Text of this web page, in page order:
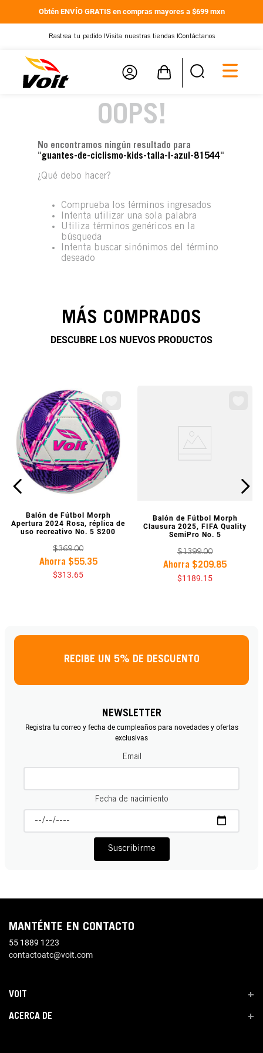
Obtén ENVÍO GRATIS en compras mayores a $699 mxn
Rastrea tu pedido | Visita nuestras tiendas | Contáctanos
OOPS!
No encontramos ningún resultado para
"guantes-de-ciclismo-kids-talla-l-azul-81544"
¿Qué debo hacer?
Comprueba los términos ingresados
Intenta utilizar una sola palabra
Utiliza términos genéricos en la
búsqueda
Intenta buscar sinónimos del término
deseado
MÁS COMPRADOS
DESCUBRE LOS NUEVOS PRODUCTOS
VISTA PREVIA
Balón de Fútbol Morph
Apertura 2024 Rosa, réplica de
uso recreativo No. 5 S200
$369.00
Ahorra $55.35
$313.65
VISTA PREVIA
Balón de Fútbol Morph
Clausura 2025, FIFA Quality
SemiPro No. 5
$1399.00
Ahorra $209.85
$1189.15
RECIBE UN 5% DE DESCUENTO
NEWSLETTER
Registra tu correo y fecha de cumpleaños para novedades y ofertas
exclusivas
Email
Fecha de nacimiento
Suscribirme
MANTÉNTE EN CONTACTO
55 1889 1223
contactoatc@voit.com
VOIT +
ACERCA DE +